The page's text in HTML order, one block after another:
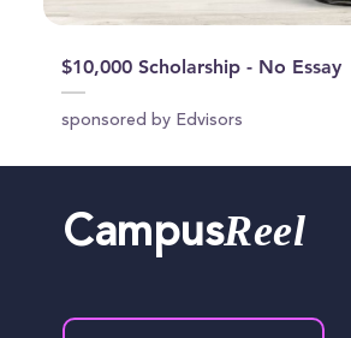
$10,000 Scholarship - No Essay
sponsored by Edvisors
CampusReel